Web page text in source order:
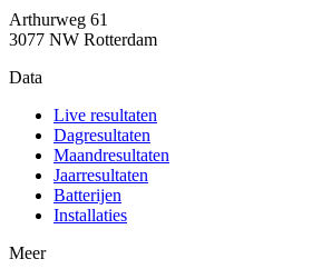
Arthurweg 61
3077 NW Rotterdam
Data
Live resultaten
Dagresultaten
Maandresultaten
Jaarresultaten
Batterijen
Installaties
Meer